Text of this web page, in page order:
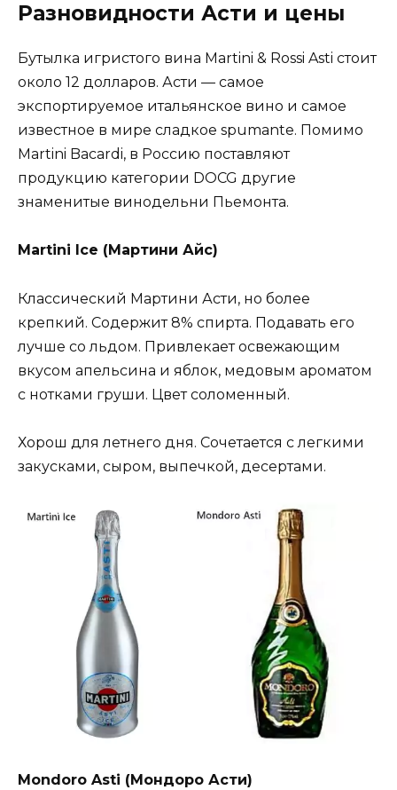
Разновидности Асти и цены
Бутылка игристого вина Martini & Rossi Asti стоит
около 12 долларов. Асти — самое
экспортируемое итальянское вино и самое
известное в мире сладкое spumante. Помимо
Martini Bacardi, в Россию поставляют
продукцию категории DOCG другие
знаменитые винодельни Пьемонта.
Martini Ice (Мартини Айс)
Классический Мартини Асти, но более
крепкий. Содержит 8% спирта. Подавать его
лучше со льдом. Привлекает освежающим
вкусом апельсина и яблок, медовым ароматом
с нотками груши. Цвет соломенный.
Хорош для летнего дня. Сочетается с легкими
закусками, сыром, выпечкой, десертами.
Mondoro Asti (Мондоро Асти)